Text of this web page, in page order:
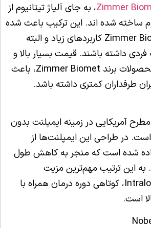
Zimmer، به جای آلیاژ تیتانیوم از
ساخته شده اند. این ترکیب باعث شده
تا ایمپلنت‌های Zimmer Biomet کاربردهای زیاد و البته
داشته باشند. قیمت بسیار بالا و
دسترسی سخت به محصولات برند Zimmer Biomet، باعث
طرفداران کمتری داشته باشد.
آمریکایی در زمینه ایمپلنت بدون
شک برند Intralock است. در طراحی این ایمپلنت‌ها از
شده است که منجر به کاهش طول
به این ترتیب مهم‌ترین مزیت
ایمپلنت‌های برند Intralock، کوتاهی دوره درمان همراه با
است.